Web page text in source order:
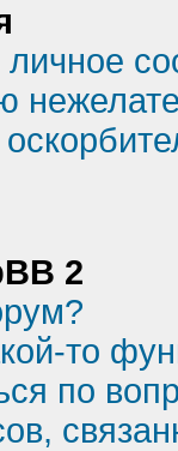
личное
2
то
по